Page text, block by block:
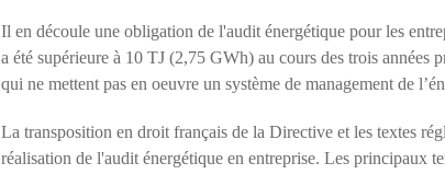
Il en découle une obligation de l'audit énergétique pour les
a été supérieure à 10 TJ (2,75 GWh) au cours des trois années
qui ne mettent pas en oeuvre un système de management de
La transposition en droit français de la Directive et les textes
réalisation de l'audit énergétique en entreprise. Les principaux